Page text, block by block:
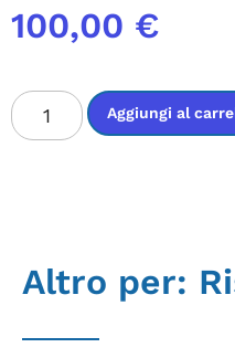
100,00 €
Aggiungi al
Altro per: